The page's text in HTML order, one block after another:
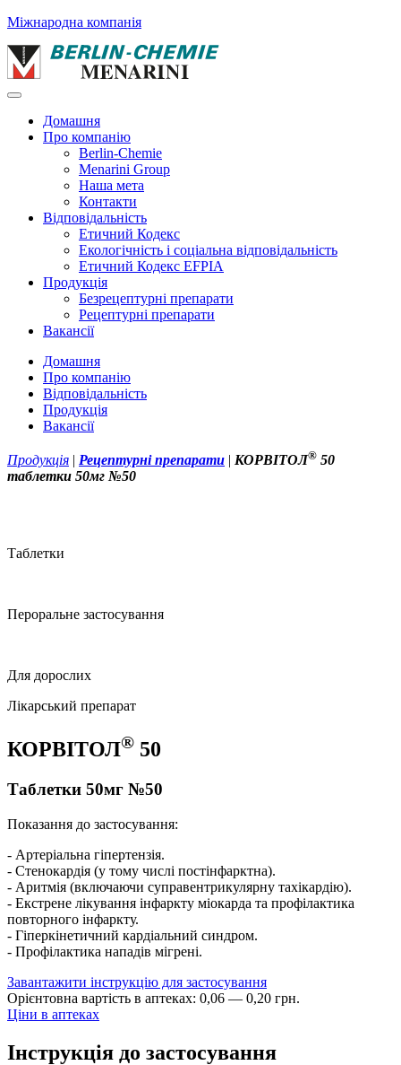
Міжнародна компанія
Домашня
Про компанію
Berlin-Chemie
Menarini Group
Наша мета
Контакти
Відповідальність
Етичний Кодекс
Екологічність і соціальна відповідальність
Етичний Кодекс EFPIA
Продукція
Безрецептурні препарати
Рецептурні препарати
Вакансії
Домашня
Про компанію
Відповідальність
Продукція
Вакансії
Продукція | Рецептурні препарати | КОРВІТОЛ® 50
таблетки 50мг №50
Таблетки
Пероральне застосування
Для дорослих
Лікарський препарат
КОРВІТОЛ® 50
Таблетки 50мг №50
Показання до застосування:
- Артеріальна гіпертензія.
- Стенокардія (у тому числі постінфарктна).
- Аритмія (включаючи суправентрикулярну тахікардію).
- Екстрене лікування інфаркту міокарда та профілактика
повторного інфаркту.
- Гіперкінетичний кардіальний синдром.
- Профілактика нападів мігрені.
Завантажити інструкцію для застосування
Орієнтовна вартість в аптеках: 0,06 — 0,20 грн.
Ціни в аптеках
Інструкція до застосування